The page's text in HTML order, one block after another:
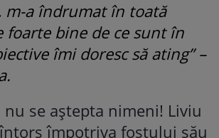
m-a îndrumat în toată
foarte bine de ce sunt în
îmi doresc să ating” –